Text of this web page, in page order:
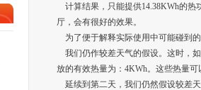
计算结果，只能提供14.38KWh的热
厅，会有很好的效果。
为了便于解释实际使用中可能碰到的
我们仍作较差天气的假设。这时，
放的有效热量为：4KWh。这些热量可
延续到第二天，我们仍然假设较差